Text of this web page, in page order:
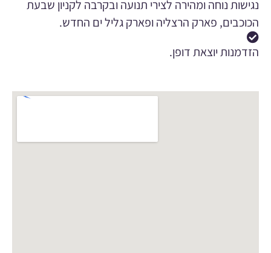
נגישות נוחה ומהירה לצירי תנועה ובקרבה לקניון שבעת
הכוכבים, פארק הרצליה ופארק גליל ים החדש.
הזדמנות יוצאת דופן.